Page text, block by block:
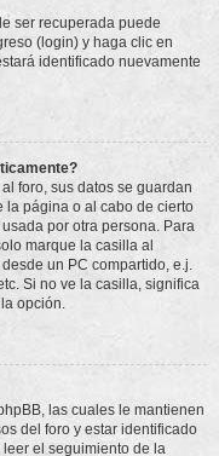
ser recuperada puede
(login) y haga clic en
identificado nuevamente
foro, sus datos se guardan
la página o al cabo de cierto
por otra persona. Para
marque la casilla al
un PC compartido, e.j.
Si no ve la casilla, significa
opción.
las cuales le mantienen
del foro y estar identificado
el seguimiento de la